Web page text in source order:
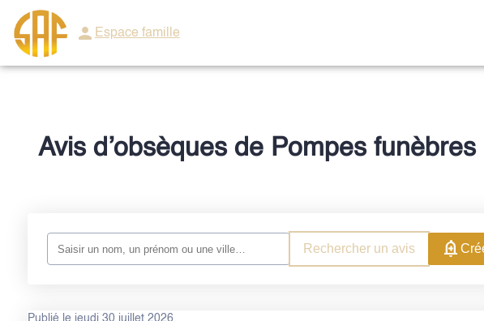
Espace famille
ORGANISER DES
Avis d’obsèques de Pompes
Rechercher un avis
Publié le jeudi 30 juillet 2026